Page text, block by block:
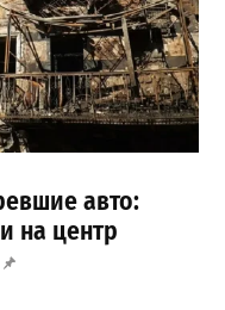
авто:
на центр